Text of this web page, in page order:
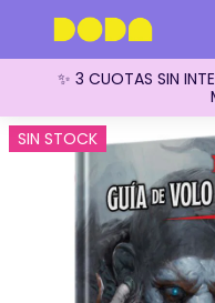
✨ 3 CUOTAS SIN
SIN STOCK